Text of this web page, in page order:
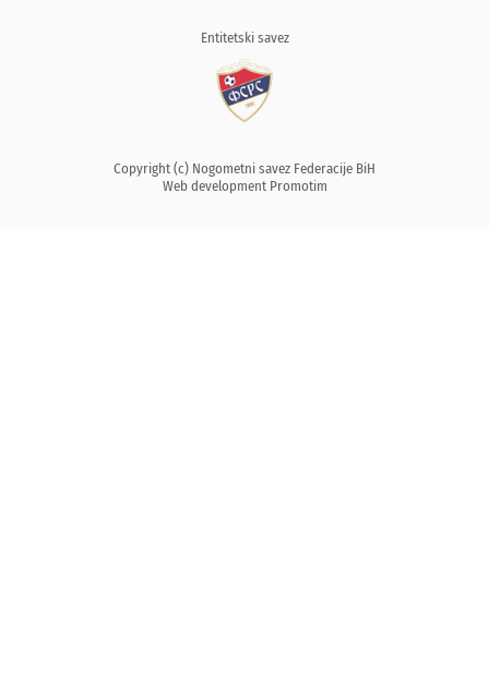
Entitetski savez
Copyright (c) Nogometni savez Federacije BiH
Web development Promotim